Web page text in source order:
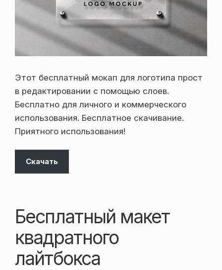
Этот бесплатный мокап для логотипа прост
в редактировании с помощью слоев.
Бесплатно для личного и коммерческого
использования. Бесплатное скачивание.
Приятного использования!
Скачать
Бесплатный макет
квадратного
лайтбокса